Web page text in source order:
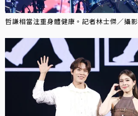
哲謙相當注重身體健康。記者林士傑／攝影